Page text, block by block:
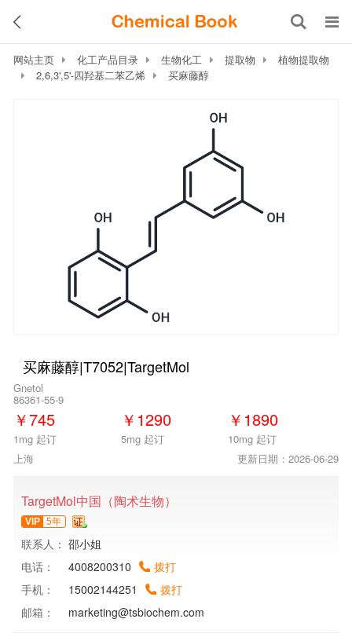
网站主页 化工产品目录 生物化工 提取物
植物提取物
2,6,3',5'-四羟基二苯乙烯
买麻藤醇
买麻藤醇|T7052|TargetMol
Gnetol
86361-55-9
￥745
1mg 起订
￥ 1290
5mg 起订
￥ 1890
10mg 起订
上海
更新日期：2026-06-29
TargetMol中国（陶术生物）
VIP 5年
联系人： 邵小姐
电话：
4008200310
拨打
手机：
15002144251
拨打
邮箱：
marketing@tsbiochem.com